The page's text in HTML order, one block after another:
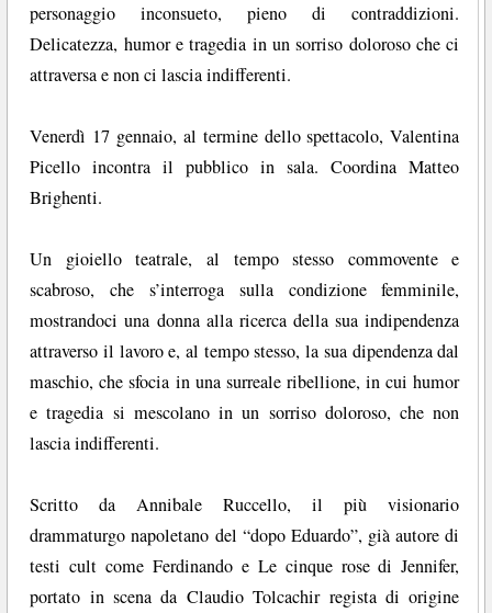
personaggio inconsueto, pieno di contraddizioni.
Delicatezza, humor e tragedia in un sorriso doloroso che ci
attraversa e non ci lascia indifferenti.
Venerdì 17 gennaio, al termine dello spettacolo, Valentina
Picello incontra il pubblico in sala. Coordina Matteo
Brighenti.
Un gioiello teatrale, al tempo stesso commovente e
scabroso, che s’interroga sulla condizione femminile,
mostrandoci una donna alla ricerca della sua indipendenza
attraverso il lavoro e, al tempo stesso, la sua dipendenza dal
maschio, che sfocia in una surreale ribellione, in cui humor
e tragedia si mescolano in un sorriso doloroso, che non
lascia indifferenti.
Scritto da Annibale Ruccello, il più visionario
drammaturgo napoletano del “dopo Eduardo”, già autore di
testi cult come Ferdinando e Le cinque rose di Jennifer,
portato in scena da Claudio Tolcachir regista di origine